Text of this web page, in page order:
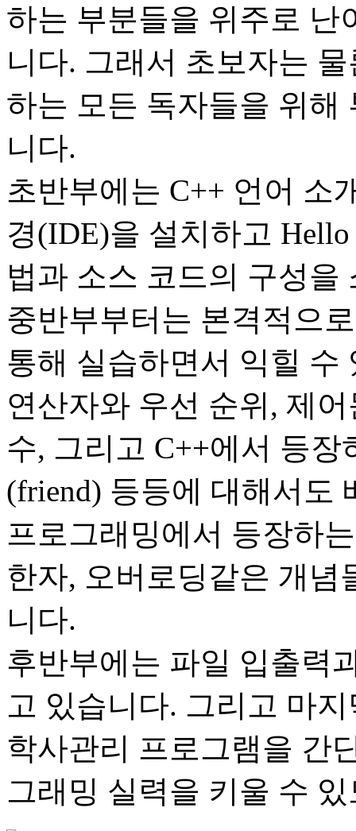
하는 부분들을 위주로 난
니다. 그래서 초보자는
하는 모든 독자들을 위해
니다.
초반부에는 C++ 언어 소
경(IDE)을 설치하고
법과 소스 코드의 구성을
중반부부터는 본격적으
통해 실습하면서 익힐 수
연산자와 우선 순위, 제
수, 그리고 C++에서 등
(friend) 등등에 대해서도
프로그래밍에서 등장하
한자, 오버로딩같은 개념
니다.
후반부에는 파일 입출력
고 있습니다. 그리고 마
학사관리 프로그램을 간
그래밍 실력을 키울 수